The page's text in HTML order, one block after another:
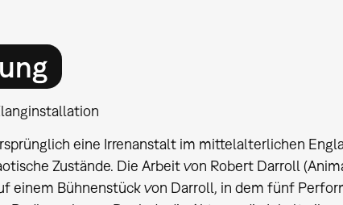
eine Irrenanstalt im mittelalterlichen
Zustände. Die Arbeit von Robert Darroll
einem Bühnenstück von Darroll, in dem fünf